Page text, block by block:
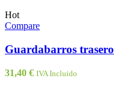
Hot
Compare
Guardabarros
31,40 € IVA Incluido